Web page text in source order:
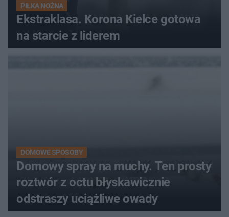
PIŁKA NOŻNA
Ekstraklasa. Korona Kielce gotowa
na starcie z liderem
DOMOWE SPOSOBY
Domowy spray na muchy. Ten prosty
roztwór z octu błyskawicznie
odstraszy uciążliwe owady